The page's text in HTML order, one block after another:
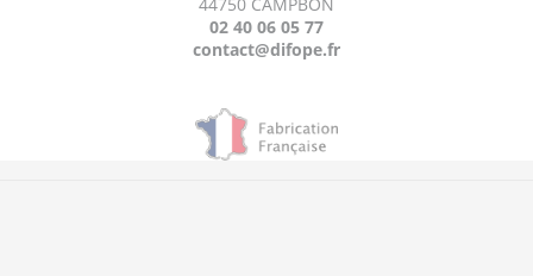
02 40 06 05 77
contact@difope.fr